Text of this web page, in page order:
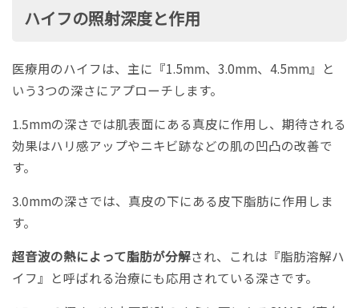
ハイフの照射深度と作用
医療用のハイフは、主に『1.5mm、3.0mm、4.5mm』と
いう3つの深さにアプローチします。
1.5mmの深さでは肌表面にある真皮に作用し、期待される
効果はハリ感アップやニキビ跡などの肌の凹凸の改善で
す。
3.0mmの深さでは、真皮の下にある皮下脂肪に作用しま
す。
超音波の熱によって脂肪が分解され、これは『脂肪溶解ハ
イフ』と呼ばれる治療にも応用されている深さです。